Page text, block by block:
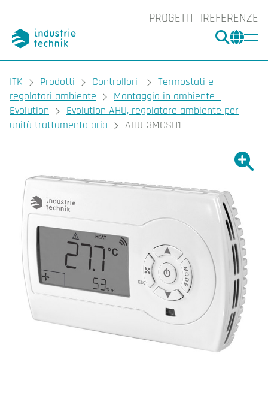
PROGETTI REFERENZE
CERCA
You are here:
ITK Prodotti Controllori
Termostati e
regolatori ambiente
Montaggio in ambiente -
Evolution
Evolution AHU, regolatore ambiente per
unità trattamento aria
AHU-3MCSH1